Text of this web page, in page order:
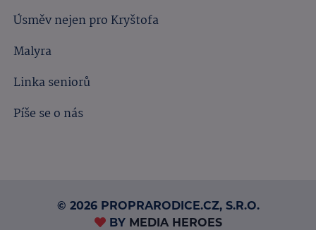
Úsměv nejen pro Kryštofa
Malyra
Linka seniorů
Píše se o nás
© 2026 PROPRARODICE.CZ, S.R.O.
BY MEDIA HEROES